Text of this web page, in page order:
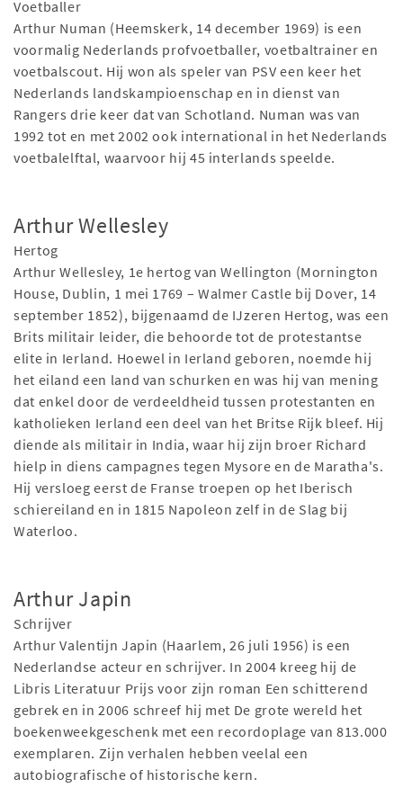
Voetballer
Arthur Numan (Heemskerk, 14 december 1969) is een
voormalig Nederlands profvoetballer, voetbaltrainer en
voetbalscout. Hij won als speler van PSV een keer het
Nederlands landskampioenschap en in dienst van
Rangers drie keer dat van Schotland. Numan was van
1992 tot en met 2002 ook international in het Nederlands
voetbalelftal, waarvoor hij 45 interlands speelde.
Arthur Wellesley
Hertog
Arthur Wellesley, 1e hertog van Wellington (Mornington
House, Dublin, 1 mei 1769 – Walmer Castle bij Dover, 14
september 1852), bijgenaamd de IJzeren Hertog, was een
Brits militair leider, die behoorde tot de protestantse
elite in Ierland. Hoewel in Ierland geboren, noemde hij
het eiland een land van schurken en was hij van mening
dat enkel door de verdeeldheid tussen protestanten en
katholieken Ierland een deel van het Britse Rijk bleef. Hij
diende als militair in India, waar hij zijn broer Richard
hielp in diens campagnes tegen Mysore en de Maratha's.
Hij versloeg eerst de Franse troepen op het Iberisch
schiereiland en in 1815 Napoleon zelf in de Slag bij
Waterloo.
Arthur Japin
Schrijver
Arthur Valentijn Japin (Haarlem, 26 juli 1956) is een
Nederlandse acteur en schrijver. In 2004 kreeg hij de
Libris Literatuur Prijs voor zijn roman Een schitterend
gebrek en in 2006 schreef hij met De grote wereld het
boekenweekgeschenk met een recordoplage van 813.000
exemplaren. Zijn verhalen hebben veelal een
autobiografische of historische kern.